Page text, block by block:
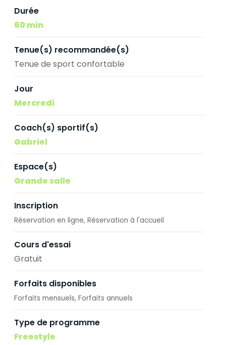
Durée
60 min
Tenue(s) recommandée(s)
Tenue de sport confortable
Jour
Mercredi
Coach(s) sportif(s)
Gabriel
Espace(s)
Grande salle
Inscription
Réservation en ligne Réservation à l'accueil
Cours d'essai
Gratuit
Forfaits disponibles
Forfaits mensuels Forfaits annuels
Type de programme
Freestyle